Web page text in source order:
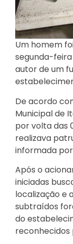
Um homem
segunda-
autor de um
De acordo
Municipal de
por volta das
realizava
informada
Após o
iniciadas
localização e
subtraídos
do
reconhecidos